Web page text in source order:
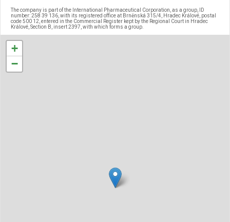
The company is part of the International Pharmaceutical Corporation, as a group, ID
number: 258 39 136, with its registered office at Brněnská 315/4, Hradec Králové, postal
code 500 12, entered in the Commercial Register kept by the Regional Court in Hradec
Králové, Section B, insert 2397, with which forms a group.
+
−